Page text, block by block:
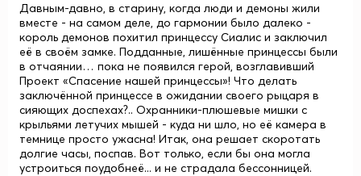
Давным-давно, в старину, когда люди и демоны жили
вместе - на самом деле, до гармонии было далеко -
король демонов похитил принцессу Сиалис и заключил
её в своём замке. Подданные, лишённые принцессы были
в отчаянии… пока не появился герой, возглавивший
Проект «Спасение нашей принцессы»! Что делать
заключённой принцессе в ожидании своего рыцаря в
сияющих доспехах?.. Охранники-плюшевые мишки с
крыльями летучих мышей - куда ни шло, но её камера в
темнице просто ужасна! Итак, она решает скоротать
долгие часы, поспав. Вот только, если бы она могла
устроиться поудобнеё... и не страдала бессонницей.